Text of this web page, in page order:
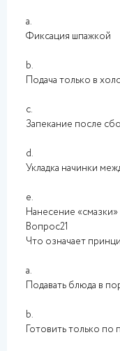
a.
Фиксация шпажкой
b.
Подача только в
c.
Запекание после
d.
Укладка начинки
e.
Нанесение «смазки»
Вопрос21
Что означает
a.
Подавать блюда в
b.
Готовить только по